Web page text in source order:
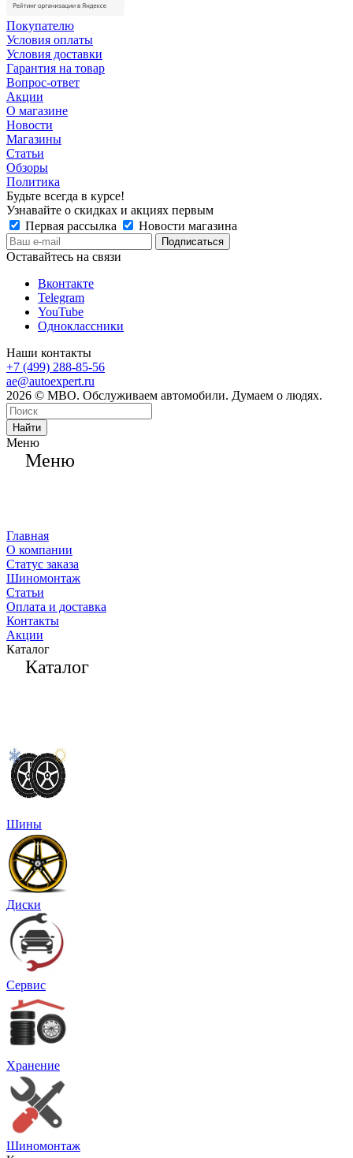
Покупателю
Условия оплаты
Условия доставки
Гарантия на товар
Вопрос-ответ
Акции
О магазине
Новости
Магазины
Статьи
Обзоры
Политика
Будьте всегда в курсе!
Узнавайте о скидках и акциях первым
Первая рассылка
Новости магазина
Оставайтесь на связи
Вконтакте
Telegram
YouTube
Одноклассники
Наши контакты
+7 (499) 288-85-56
ae@autoexpert.ru
2026 © МВО. Обслуживаем автомобили. Думаем о людях.
Найти
Меню
Меню
Главная
О компании
Статус заказа
Шиномонтаж
Статьи
Оплата и доставка
Контакты
Акции
Каталог
Каталог
Шины
Диски
Сервис
Хранение
Шиномонтаж